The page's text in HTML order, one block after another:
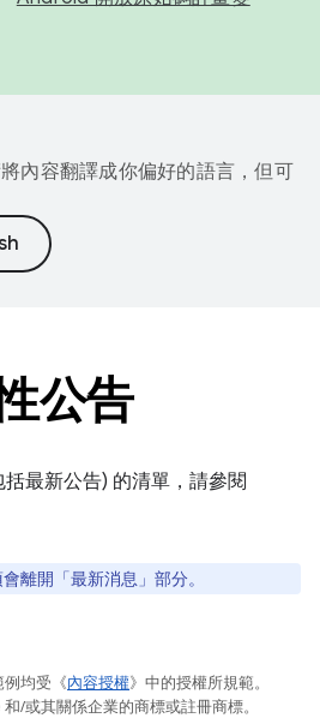
內容翻譯成你偏好的語言，但可
公告
最新公告) 的清單，請參閱
離開「最新消息」部分。
均受《內容授權》中的授權所規範。
/或其關係企業的商標或註冊商標。